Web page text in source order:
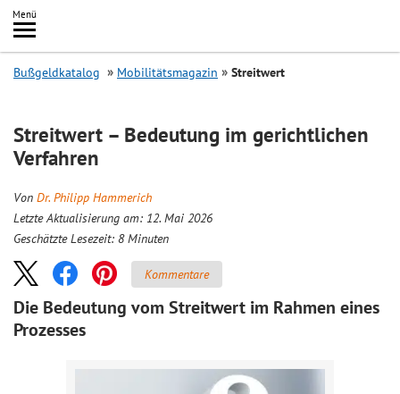
Inhalt
springen
Menü
Search
Bußgeldkatalog Mobilitätsmagazin Streitwert
Streitwert – Bedeutung im gerichtlichen
Verfahren
Von Dr. Philipp Hammerich
Letzte Aktualisierung am: 12. Mai 2026
Geschätzte Lesezeit: 8 Minuten
Kommentare
Die Bedeutung vom Streitwert im Rahmen eines
Prozesses